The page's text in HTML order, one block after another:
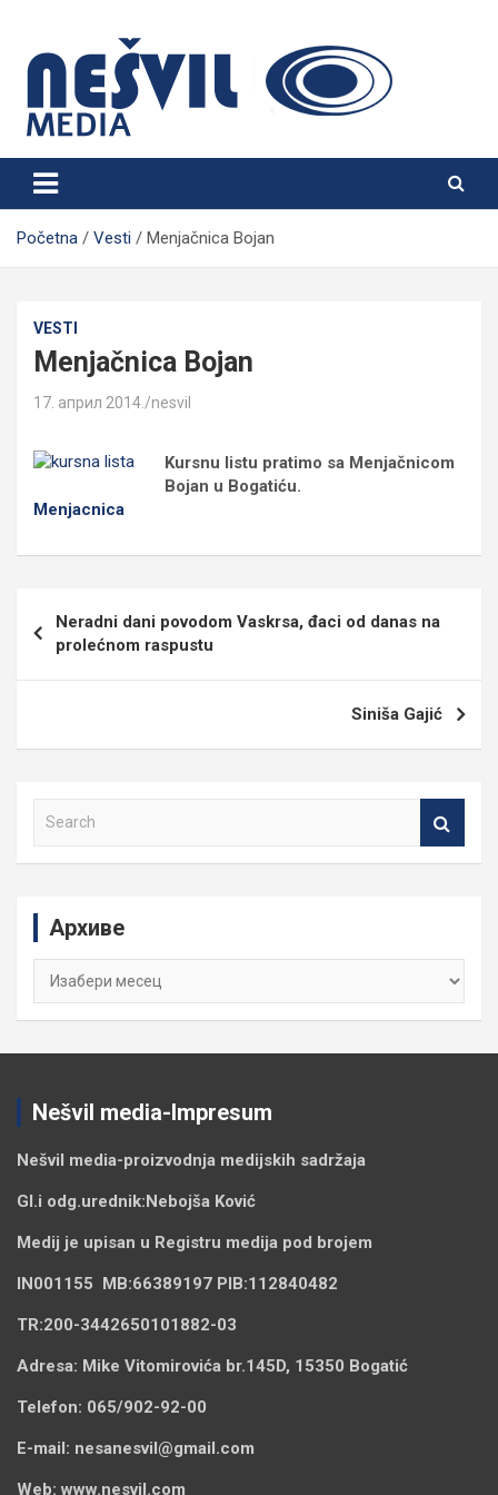
content
Nešvil Media Bogatić
Početna Vesti Menjačnica Bojan
VESTI
Menjačnica Bojan
17. април 2014. nesvil
Kursnu listu pratimo sa Menjačnicom
Bojan u Bogatiću.
Menjacnica
чланка
Neradni dani povodom Vaskrsa, đaci od danas na
prolećnom raspustu
Siniša Gajić
Архиве
Архиве
Nešvil media-Impresum
Nešvil media-proizvodnja medijskih sadržaja
Gl.i odg.urednik:Nebojša Ković
Medij je upisan u Registru medija pod brojem
IN001155 MB:66389197 PIB:112840482
TR:200-3442650101882-03
Adresa: Mike Vitomirovića br.145D, 15350 Bogatić
Telefon: 065/902-92-00
E-mail: nesanesvil@gmail.com
Web: www.nesvil.com